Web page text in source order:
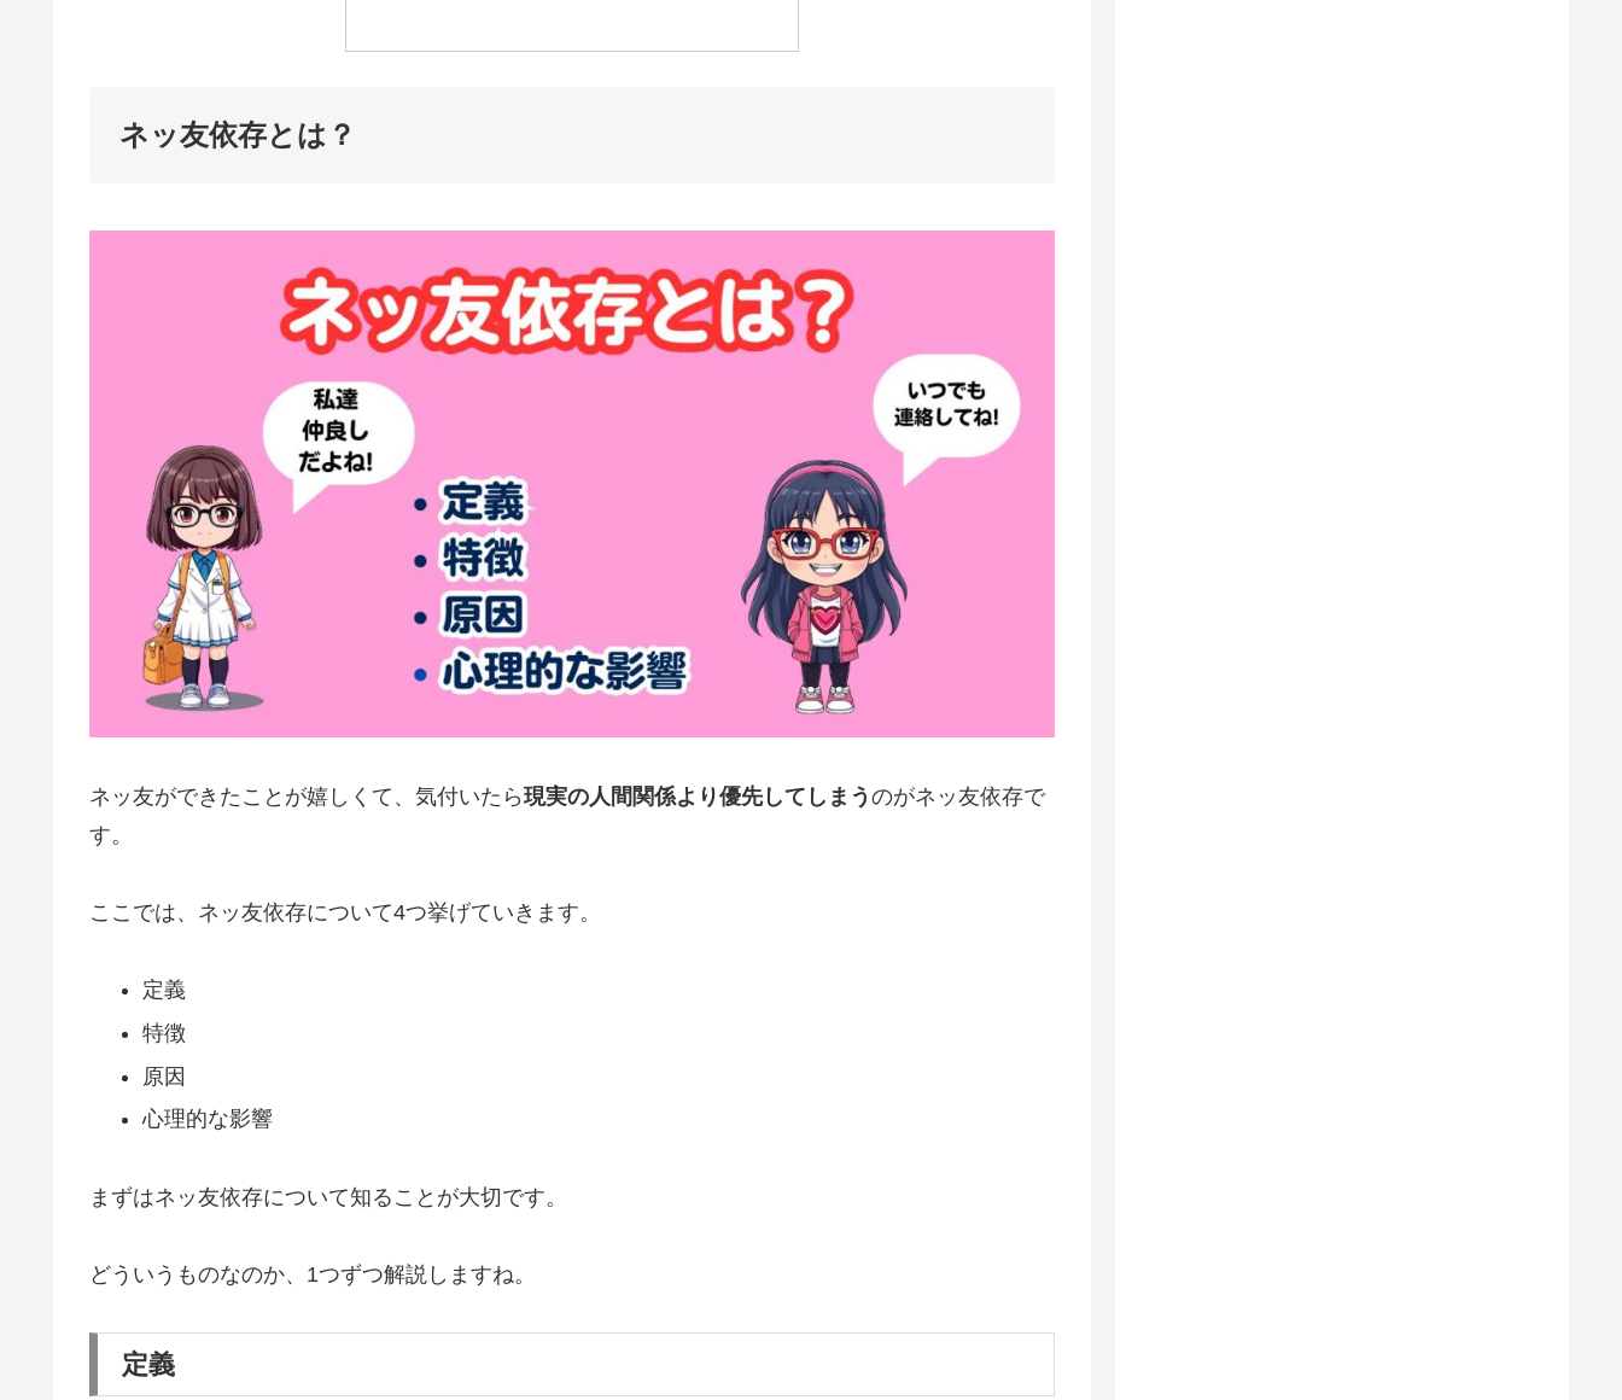
ネッ友依存とは？
ネッ友ができたことが嬉しくて、気付いたら現実の人間関係より優先してしまう のがネッ友依存で
す。
ここでは、ネッ友依存について4つ挙げていきます。
定義
特徴
原因
心理的な影響
まずはネッ友依存について知ることが大切です。
どういうものなのか、1つずつ解説しますね。
定義